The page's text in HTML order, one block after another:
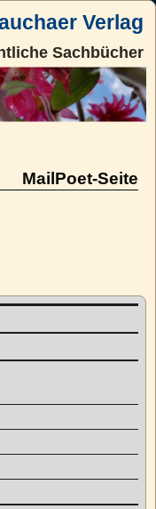
Verlag
Sachbücher
MailPoet-Seite